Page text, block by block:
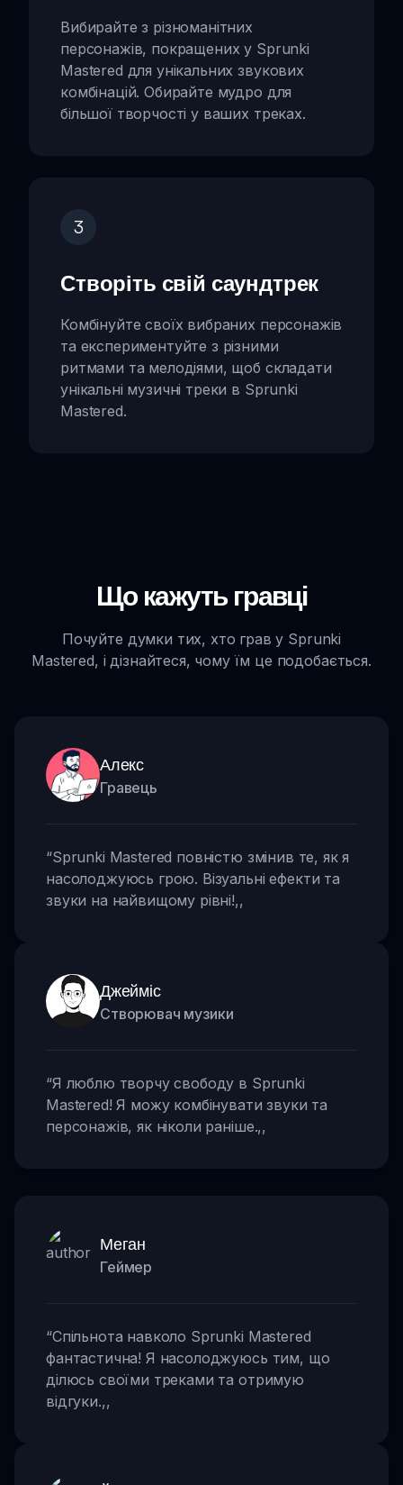
Вибирайте з різноманітних
персонажів, покращених у Sprunki
Mastered для унікальних звукових
комбінацій. Обирайте мудро для
більшої творчості у ваших треках.
3
Створіть свій саундтрек
Комбінуйте своїх вибраних персонажів
та експериментуйте з різними
ритмами та мелодіями, щоб складати
унікальні музичні треки в Sprunki
Mastered.
Що кажуть гравці
Почуйте думки тих, хто грав у Sprunki
Mastered, і дізнайтеся, чому їм це подобається.
Алекс
Гравець
“Sprunki Mastered повністю змінив те, як я
насолоджуюсь грою. Візуальні ефекти та
звуки на найвищому рівні!,,
Джейміс
Створювач музики
“Я люблю творчу свободу в Sprunki
Mastered! Я можу комбінувати звуки та
персонажів, як ніколи раніше.,,
Меган
Геймер
“Спільнота навколо Sprunki Mastered
фантастична! Я насолоджуюсь тим, що
ділюсь своїми треками та отримую
відгуки.,,